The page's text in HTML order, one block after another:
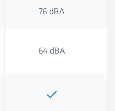
76 dBA
64 dBA